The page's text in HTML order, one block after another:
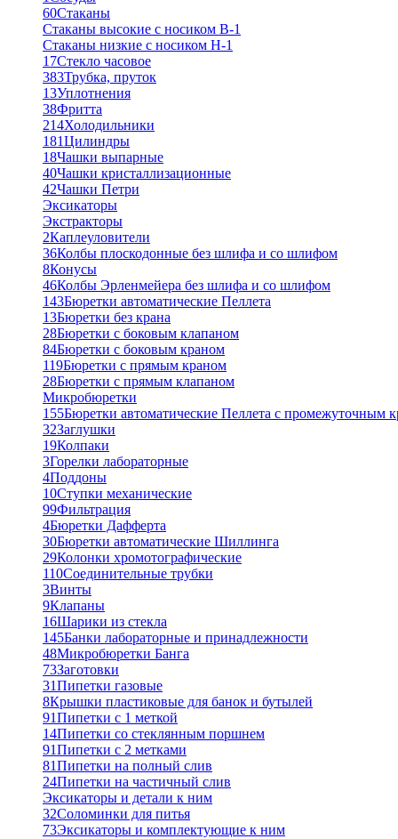
60Стаканы
Стаканы высокие с носиком В-1
Стаканы низкие с носиком Н-1
17Стекло часовое
383Трубка, пруток
13Уплотнения
38Фритта
214Холодильники
181Цилиндры
18Чашки выпарные
40Чашки кристаллизационные
42Чашки Петри
Эксикаторы
Экстракторы
2Каплеуловители
36Колбы плоскодонные без шлифа и со шлифом
8Конусы
46Колбы Эрленмейера без шлифа и со шлифом
143Бюретки автоматические Пеллета
13Бюретки без крана
28Бюретки с боковым клапаном
84Бюретки с боковым краном
119Бюретки с прямым краном
28Бюретки с прямым клапаном
Микробюретки
155Бюретки автоматические Пеллета с промежуточным
32Заглушки
19Колпаки
3Горелки лабораторные
4Поддоны
10Ступки механические
99Фильтрация
4Бюретки Дафферта
30Бюретки автоматические Шиллинга
29Колонки хромотографические
110Соединительные трубки
3Винты
9Клапаны
16Шарики из стекла
145Банки лабораторные и принадлежности
48Микробюретки Банга
73Заготовки
31Пипетки газовые
8Крышки пластиковые для банок и бутылей
91Пипетки с 1 меткой
14Пипетки со стеклянным поршнем
91Пипетки с 2 метками
81Пипетки на полный слив
24Пипетки на частичный слив
Эксикаторы и детали к ним
32Соломинки для питья
73Эксикаторы и комплектующие к ним